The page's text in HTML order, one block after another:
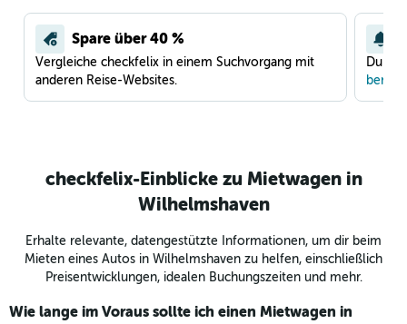
Spare über 40 %
Vergleiche checkfelix in einem Suchvorgang mit
anderen Reise-Websites.
Du
checkfelix-Einblicke zu Mietwagen in
Wilhelmshaven
Erhalte relevante, datengestützte Informationen, um dir beim
Mieten eines Autos in Wilhelmshaven zu helfen, einschließlich
Preisentwicklungen, idealen Buchungszeiten und mehr.
Wie lange im Voraus sollte ich einen Mietwagen in